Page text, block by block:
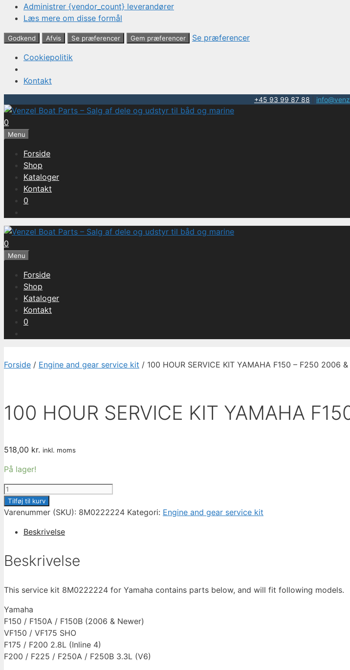
Administrer {vendor_count} leverandører
Læs mere om disse formål
Godkend Afvis Se præferencer Gem præferencer
Se præferencer
Cookiepolitik
Kontakt
+45 93 99 87 88
Hop
til
indhold
0
Menu
Forside
Shop
Kataloger
Kontakt
0
0
Menu
Forside
Shop
Kataloger
Kontakt
0
Forside / Engine and gear service kit / 100 HOUR SERVICE KIT YAMAHA F150 – F250 2006 &
100 HOUR SERVICE KIT YAMAHA
518,00 kr. inkl. moms
På lager!
100
HOUR
SERVICE
YAMAHA
-
&
NEWER
antal
Tilføj til kurv
Varenummer (SKU): 8M0222224 Kategori: Engine and gear service kit
Beskrivelse
Beskrivelse
This service kit 8M0222224 for Yamaha contains parts below, and will fit following models.
Yamaha
F150 / F150A / F150B (2006 & Newer)
VF150 / VF175 SHO
F175 / F200 2.8L (Inline 4)
F200 / F225 / F250A / F250B 3.3L (V6)